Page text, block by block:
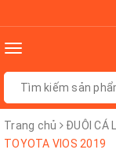
Toggle
Trang chủ ĐUÔI CÁ
TOYOTA VIOS 2019